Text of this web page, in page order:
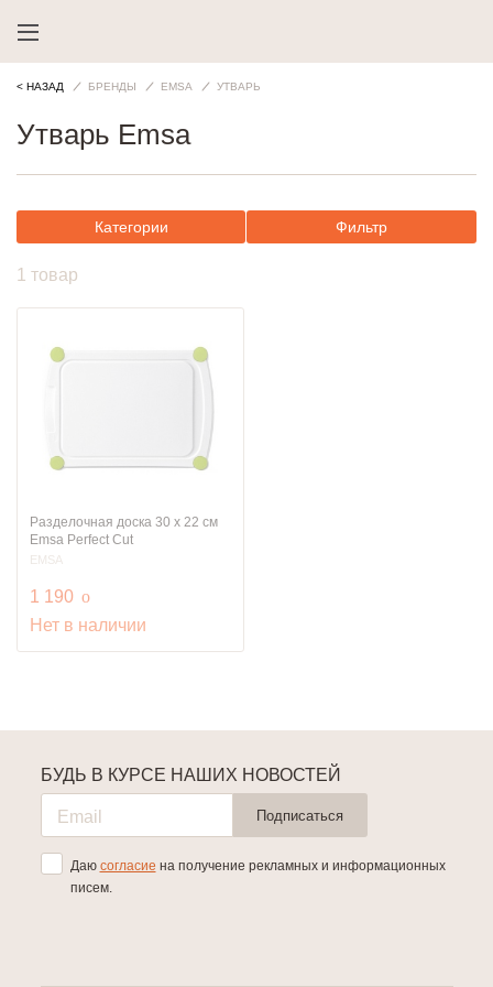
< НАЗАД БРЕНДЫ EMSA УТВАРЬ
Утварь Emsa
Категории Фильтр
1 товар
Разделочная доска 30 х 22 см
Emsa Perfect Cut
EMSA
1 190 руб.
o
Нет в наличии
БУДЬ В КУРСЕ НАШИХ НОВОСТЕЙ
Подписаться
Даю согласие на получение рекламных и информационных
писем.